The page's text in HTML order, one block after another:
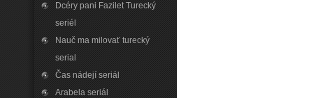
Dcéry pani Fazilet Turecký
seriél
Nauč ma milovať turecký
serial
Čas nádejí seriál
Arabela seriál